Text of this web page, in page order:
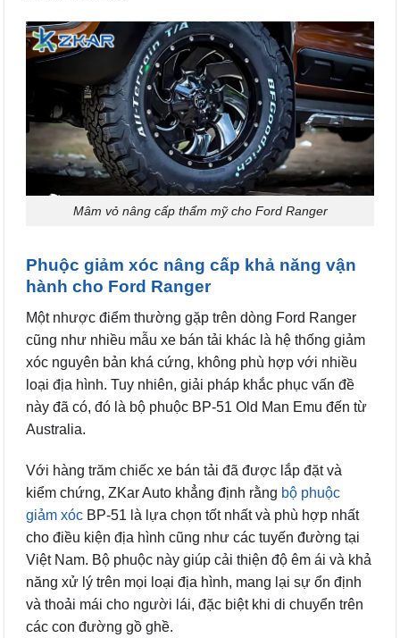
Mâm vỏ nâng cấp thẩm mỹ cho Ford Ranger
Phuộc giảm xóc nâng cấp khả năng vận
hành cho Ford Ranger
Một nhược điểm thường gặp trên dòng Ford Ranger
cũng như nhiều mẫu xe bán tải khác là hệ thống giảm
xóc nguyên bản khá cứng, không phù hợp với nhiều
loại địa hình. Tuy nhiên, giải pháp khắc phục vấn đề
này đã có, đó là bộ phuộc BP-51 Old Man Emu đến từ
Australia.
Với hàng trăm chiếc xe bán tải đã được lắp đặt và
kiểm chứng, ZKar Auto khẳng định rằng bộ phuộc
giảm xóc BP-51 là lựa chọn tốt nhất và phù hợp nhất
cho điều kiện địa hình cũng như các tuyến đường tại
Việt Nam. Bộ phuộc này giúp cải thiện độ êm ái và khả
năng xử lý trên mọi loại địa hình, mang lại sự ổn định
và thoải mái cho người lái, đặc biệt khi di chuyển trên
các con đường gồ ghề.